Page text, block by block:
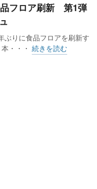
品フロア刷新 第1弾
ぶりに食品フロアを刷新す
・・・ 続きを読む